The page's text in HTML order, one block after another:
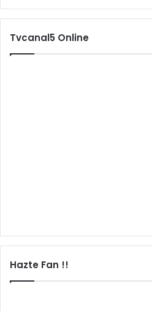
Tvcanal5 Online
Hazte Fan !!